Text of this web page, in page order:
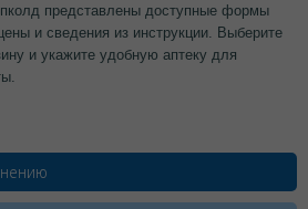
представлены доступные формы
и сведения из инструкции. Выберите
и укажите удобную аптеку для